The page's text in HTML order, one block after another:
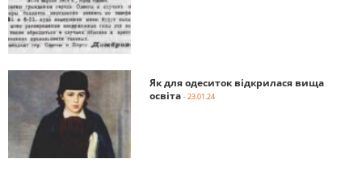
Як для одеситок відкрилася вища
освіта - 23.01.24